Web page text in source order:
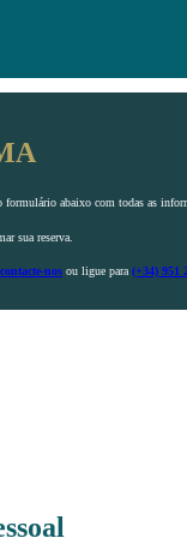
formulário abaixo com todas as
sua reserva.
contacte-nos ou ligue para (+34) 951